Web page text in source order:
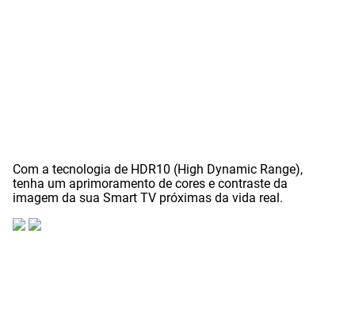
Com a tecnologia de HDR10 (High Dynamic Range),
tenha um aprimoramento de cores e contraste da
imagem da sua Smart TV próximas da vida real.